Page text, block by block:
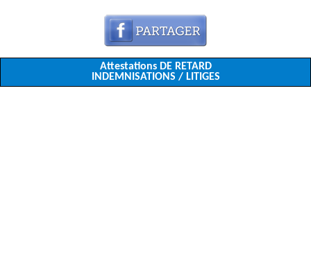
Attestations DE RETARD
INDEMNISATIONS / LITIGES